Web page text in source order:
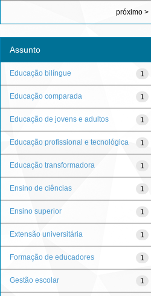
próximo >
Assunto
1
Educação bilíngue
1
Educação comparada
1
Educação de jovens e adultos
1
Educação profissional e tecnológica
1
Educação transformadora
1
Ensino de ciências
1
Ensino superior
1
Extensão universitária
1
Formação de educadores
1
Gestão escolar